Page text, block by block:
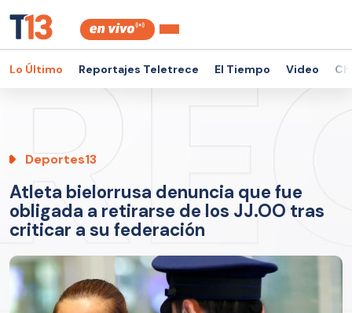
Lo Último Reportajes Teletrece El Tiempo Video
Deportes13
Atleta bielorrusa denuncia que fue
obligada a retirarse de los JJ.OO tras
criticar a su federación